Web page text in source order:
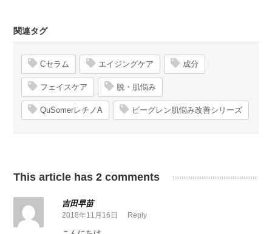
関連タグ
Cセラム エイジングケア 成分
フェイスケア 脱・肌悩み
QuSomerレチノA ビーグレン肌悩み改善シリーズ
This article has 2 comments
吉田早苗
2018年11月16日 Reply